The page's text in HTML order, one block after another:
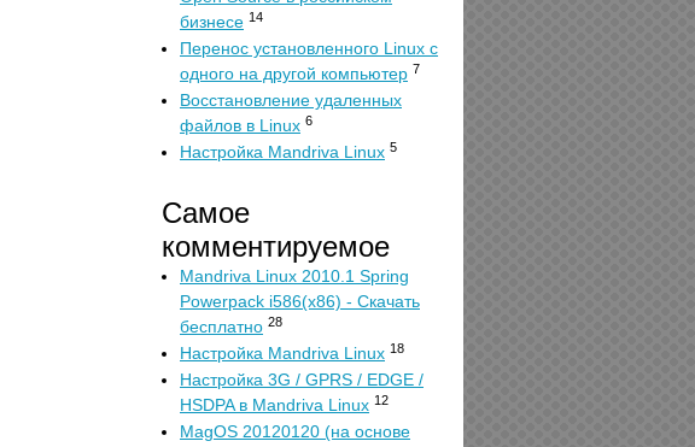
бизнесе 14
Перенос установленного Linux с
одного на другой компьютер 7
Восстановление удаленных
файлов в Linux 6
Настройка Mandriva Linux 5
Самое
комментируемое
Mandriva Linux 2010.1 Spring
Powerpack i586(x86) - Скачать
бесплатно 28
Настройка Mandriva Linux 18
Настройка 3G / GPRS / EDGE /
HSDPA в Mandriva Linux 12
MagOS 20120120 (на основе